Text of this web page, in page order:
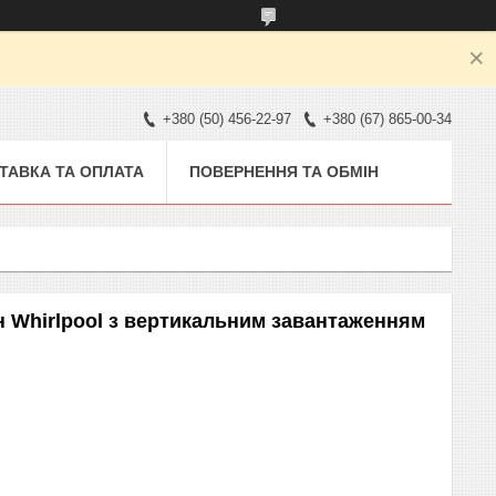
+380 (50) 456-22-97 +380 (67) 865-00-34
ТА ОПЛАТА ПОВЕРНЕННЯ ТА ОБМІН
з вертикальним завантаженням